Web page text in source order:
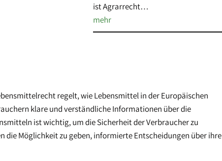
ist Agrarrecht…
mehr
regelt, wie Lebensmittel in der Europäischen
klare und verständliche Informationen über die
ist wichtig, um die Sicherheit der Verbraucher zu
die Möglichkeit zu geben, informierte Entscheidungen über ihre